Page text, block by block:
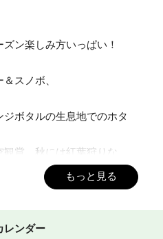
ン楽しみ方いっぱい！
スノボ、
ジボタルの生息地でのホタ
賞、秋には紅葉狩りな
いっぱいです！
堂
もっと見る
レンダー